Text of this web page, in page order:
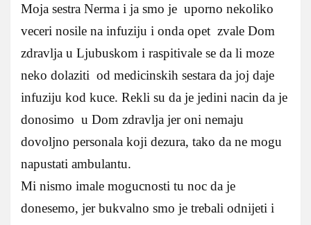
Moja sestra Nerma i ja smo je uporno nekoliko
veceri nosile na infuziju i onda opet zvale Dom
zdravlja u Ljubuskom i raspitivale se da li moze
neko dolaziti od medicinskih sestara da joj daje
infuziju kod kuce. Rekli su da je jedini nacin da je
donosimo u Dom zdravlja jer oni nemaju
dovoljno personala koji dezura, tako da ne mogu
napustati ambulantu.
Mi nismo imale mogucnosti tu noc da je
donesemo, jer bukvalno smo je trebali odnijeti i